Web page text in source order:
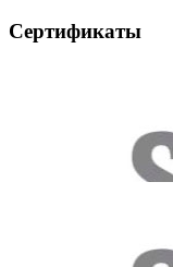
Сертификаты